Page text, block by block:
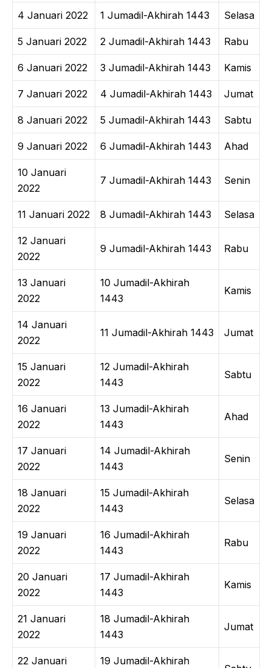
4 Januari 2022 1 Jumadil-Akhirah 1443 Selasa
5 Januari 2022 2 Jumadil-Akhirah 1443 Rabu
6 Januari 2022 3 Jumadil-Akhirah 1443 Kamis
7 Januari 2022 4 Jumadil-Akhirah 1443 Jumat
8 Januari 2022 5 Jumadil-Akhirah 1443 Sabtu
9 Januari 2022 6 Jumadil-Akhirah 1443 Ahad
10 Januari
2022
7 Jumadil-Akhirah 1443 Senin
11 Januari 2022 8 Jumadil-Akhirah 1443 Selasa
12 Januari
2022
9 Jumadil-Akhirah 1443 Rabu
13 Januari
2022
10 Jumadil-Akhirah
1443
Kamis
14 Januari
2022
11 Jumadil-Akhirah 1443 Jumat
15 Januari
2022
12 Jumadil-Akhirah
1443
Sabtu
16 Januari
2022
13 Jumadil-Akhirah
1443
Ahad
17 Januari
2022
14 Jumadil-Akhirah
1443
Senin
18 Januari
2022
15 Jumadil-Akhirah
1443
Selasa
19 Januari
2022
16 Jumadil-Akhirah
1443
Rabu
20 Januari
2022
17 Jumadil-Akhirah
1443
Kamis
21 Januari
2022
18 Jumadil-Akhirah
1443
Jumat
22 Januari 19 Jumadil-Akhirah